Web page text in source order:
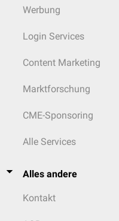
Werbung
Login Services
Content Marketing
Marktforschung
CME-Sponsoring
Alle Services
Alles andere
Kontakt